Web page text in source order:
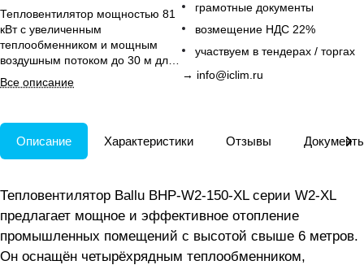
Тепловентилятор мощностью 81
кВт с увеличенным
теплообменником и мощным
воздушным потоком до 30 м для
отопления больших помещений.
Все описание
грамотные документы
возмещение НДС 22%
участвуем в тендерах / торгах
→ info@iclim.ru
Описание Характеристики Отзывы
Тепловентилятор Ballu BHP-W2-150-XL серии W2-XL
предлагает мощное и эффективное отопление
промышленных помещений с высотой свыше 6 метров.
Он оснащён четырёхрядным теплообменником,